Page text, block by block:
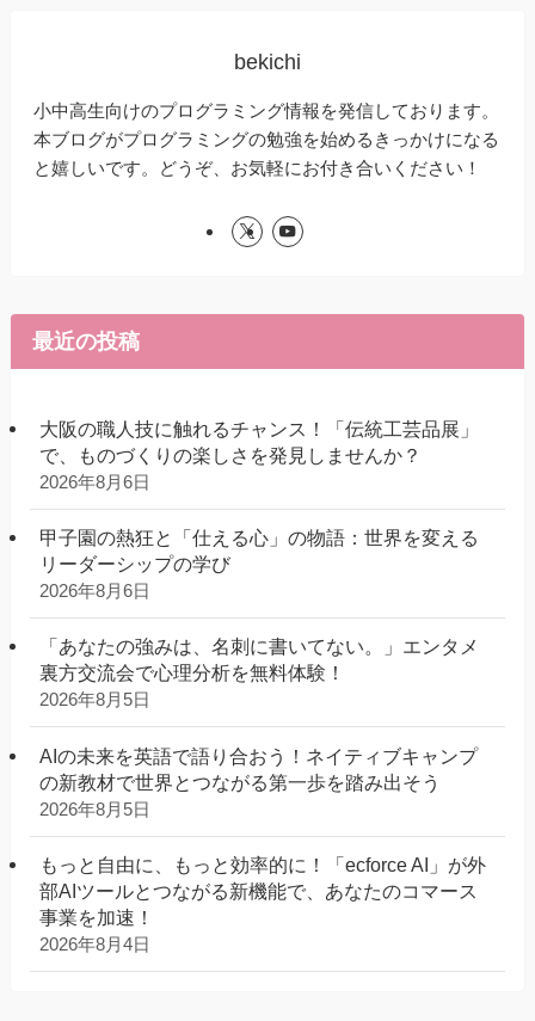
bekichi
小中高生向けのプログラミング情報を発信しております。
本ブログがプログラミングの勉強を始めるきっかけになる
と嬉しいです。どうぞ、お気軽にお付き合いください！
最近の投稿
大阪の職人技に触れるチャンス！「伝統工芸品展」
で、ものづくりの楽しさを発見しませんか？
2026年8月6日
甲子園の熱狂と「仕える心」の物語：世界を変える
リーダーシップの学び
2026年8月6日
「あなたの強みは、名刺に書いてない。」エンタメ
裏方交流会で心理分析を無料体験！
2026年8月5日
AIの未来を英語で語り合おう！ネイティブキャンプ
の新教材で世界とつながる第一歩を踏み出そう
2026年8月5日
もっと自由に、もっと効率的に！「ecforce AI」が外
部AIツールとつながる新機能で、あなたのコマース
事業を加速！
2026年8月4日